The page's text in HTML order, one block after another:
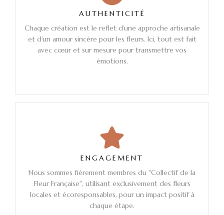
AUTHENTICITÉ
Chaque création est le reflet d’une approche artisanale
et d’un amour sincère pour les fleurs. Ici, tout est fait
avec cœur et sur mesure pour transmettre vos
émotions.
ENGAGEMENT
Nous sommes fièrement membres du "Collectif de la
Fleur Française", utilisant exclusivement des fleurs
locales et écoresponsables, pour un impact positif à
chaque étape.